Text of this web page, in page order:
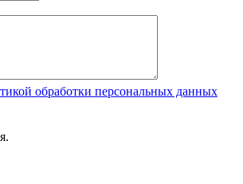
обработки персональных данных